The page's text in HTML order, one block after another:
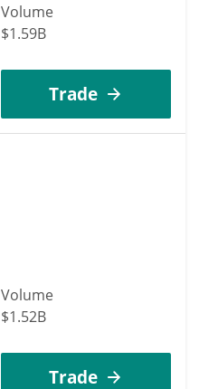
Volume
$1.59B
Trade
Volume
$1.52B
Trade